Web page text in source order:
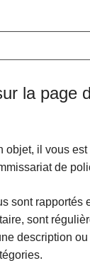
la page
objet, il vous
de
sont rapportés
sont
description